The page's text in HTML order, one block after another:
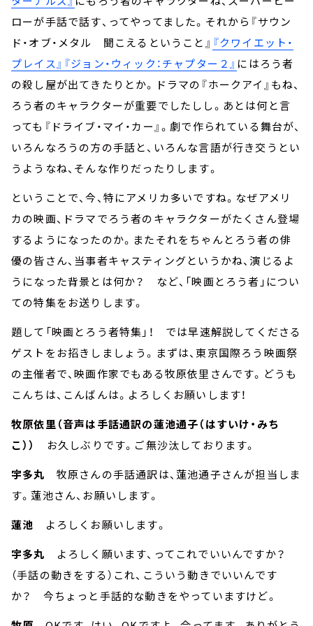
ローが手話で話す、ってやってました。それから『サウン
ド・オブ・メタル 聞こえるということ』 『クワイエット・
プレイス』 『ジョン・ウィック：チャプター２』 にはろう者
の殺し屋が出てきたりとか。ドラマの『ホークアイ』もね、
ろう者のキャラクターが重要でしたしし。あとは何と言
っても『ドライブ・マイ・カー』。劇で作られている舞台が、
いろんなろうの方の手話と、いろんな言語が行き交うとい
うようなね、そんな作りだったりします。
ということで、今、特にアメリカ多いですね。なぜアメリ
カの映画、ドラマでろう者のキャラクターがたくさん登場
するようになったのか。またそれをちゃんとろう者の俳
優の皆さん、当事者キャスティングというかね、演じるよ
うになった背景とは何か？ など、「映画とろう者」につい
ての特集をお送りします。
題して「映画とろう者特集」！ では早速解説してくださる
ゲストをお招きしましょう。まずは、東京国際ろう映画祭
の主催者で、映画作家でもある牧原依里さんです。どうも
こんちは、こんばんは。よろしくお願いします！
牧原依里（音声は手話通訳の蓮池通子（はすいけ・みち
こ））
お久しぶりです。ご無沙汰しております。
宇多丸 牧原さんの手話通訳は、蓮池通子さんが担当しま
す。蓮池さん、お願いします。
蓮池 よろしくお願いします。
宇多丸 よろしく願います、ってこれでいいんですか？
（手話の動きをする）これ、こういう動きでいいんです
か？ 今ちょっと手話的な動きをやっていますけど。